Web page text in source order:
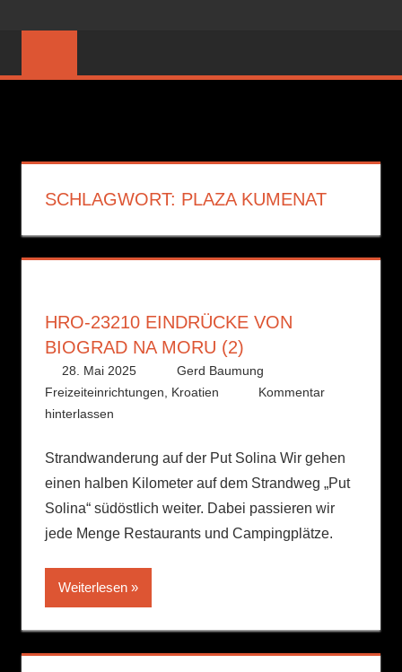
SCHLAGWORT: PLAZA KUMENAT
HRO-23210 EINDRÜCKE VON
BIOGRAD NA MORU (2)
28. Mai 2025
Gerd Baumung
Freizeiteinrichtungen
Kroatien
Kommentar
hinterlassen
Strandwanderung auf der Put Solina Wir gehen
einen halben Kilometer auf dem Strandweg „Put
Solina“ südöstlich weiter. Dabei passieren wir
jede Menge Restaurants und Campingplätze.
Weiterlesen